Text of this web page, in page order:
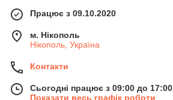
Працює з 09.10.2020
м. Нікополь
Нікополь, Україна
Контакти
Сьогодні працює з 09:00 до 17:00
Показати весь графік роботи